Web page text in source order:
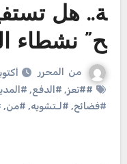
ة.. هل
ح” نشطاء
من المحرر
أكتوبر 10,
##تعز, #الدفع,
#فضائح, #لـتشويه, #من,